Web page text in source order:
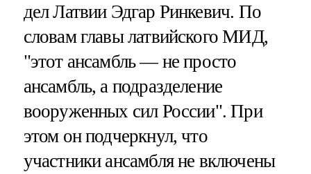
дел Латвии Эдгар Ринкевич. По
словам главы латвийского МИД,
"этот ансамбль — не просто
ансамбль, а подразделение
вооруженных сил России". При
этом он подчеркнул, что
участники ансамбля не включены